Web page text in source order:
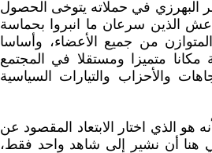
البهرزي في حملاته يتوخى الحصول
الذين سرعان ما انبروا بحماسة
من جميع الأعضاء، وأساسا
مكانا متميزا ومستقلا في المجتمع
والأحزاب والتيارات السياسية
هو الذي اختار الابتعاد المقصود عن
هنا أن نشير إلى شاهد واحد فقط،